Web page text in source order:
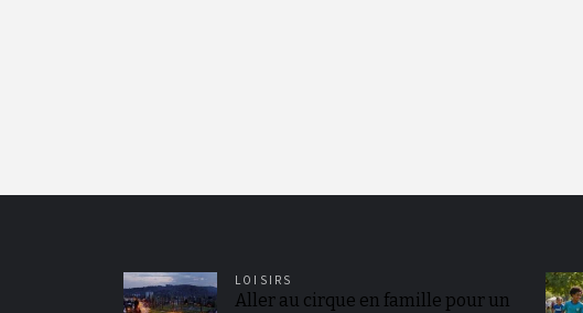
LOISIRS
Aller au cirque en famille pour un